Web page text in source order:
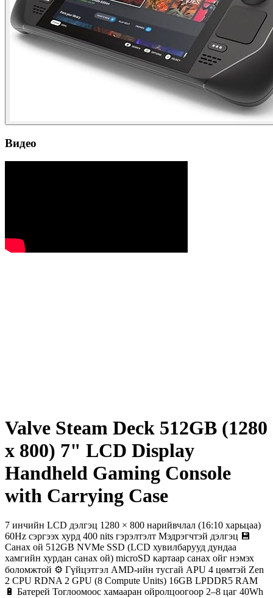
Видео
Valve Steam Deck 512GB (1280
x 800) 7" LCD Display
Handheld Gaming Console
with Carrying Case
7 инчийн LCD дэлгэц 1280 × 800 нарийвчлал (16:10 харьцаа)
60Hz сэргээх хурд 400 nits гэрэлтэлт Мэдрэгчтэй дэлгэц 💾
Санах ой 512GB NVMe SSD (LCD хувилбарууд дундаа
хамгийн хурдан санах ой) microSD картаар санах ойг нэмэх
боломжтой ⚙️ Гүйцэтгэл AMD-ийн тусгай APU 4 цөмтэй Zen
2 CPU RDNA 2 GPU (8 Compute Units) 16GB LPDDR5 RAM
🔋 Батерей Тоглоомоос хамааран ойролцоогоор 2–8 цаг 40Wh